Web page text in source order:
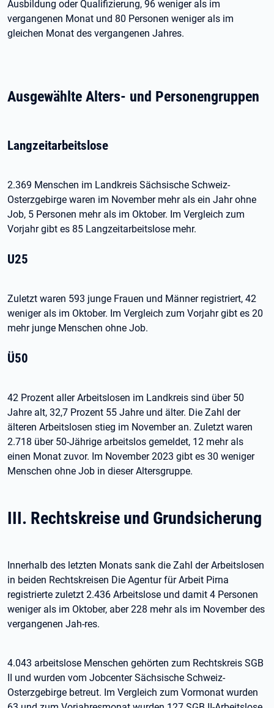
Ausbildung oder Qualifizierung, 96 weniger als im
vergangenen Monat und 80 Personen weniger als im
gleichen Monat des vergangenen Jahres.
Ausgewählte Alters- und Personengruppen
Langzeitarbeitslose
2.369 Menschen im Landkreis Sächsische Schweiz-
Osterzgebirge waren im November mehr als ein Jahr ohne
Job, 5 Personen mehr als im Oktober. Im Vergleich zum
Vorjahr gibt es 85 Langzeitarbeitslose mehr.
U25
Zuletzt waren 593 junge Frauen und Männer registriert, 42
weniger als im Oktober. Im Vergleich zum Vorjahr gibt es 20
mehr junge Menschen ohne Job.
Ü50
42 Prozent aller Arbeitslosen im Landkreis sind über 50
Jahre alt, 32,7 Prozent 55 Jahre und älter. Die Zahl der
älteren Arbeitslosen stieg im November an. Zuletzt waren
2.718 über 50-Jährige arbeitslos gemeldet, 12 mehr als
einen Monat zuvor. Im November 2023 gibt es 30 weniger
Menschen ohne Job in dieser Altersgruppe.
III. Rechtskreise und Grundsicherung
Innerhalb des letzten Monats sank die Zahl der Arbeitslosen
in beiden Rechtskreisen Die Agentur für Arbeit Pirna
registrierte zuletzt 2.436 Arbeitslose und damit 4 Personen
weniger als im Oktober, aber 228 mehr als im November des
vergangenen Jah-res.
4.043 arbeitslose Menschen gehörten zum Rechtskreis SGB
II und wurden vom Jobcenter Sächsische Schweiz-
Osterzgebirge betreut. Im Vergleich zum Vormonat wurden